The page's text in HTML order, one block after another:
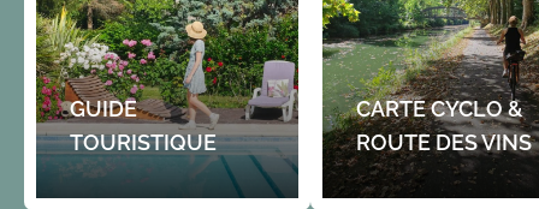
des 4-5 exposants :…
Gratuit
en 1281 par le Roi Edouard
Gratuit
GUIDE
TOURISTIQUE
CARTE CYCLO &
ROUTE DES VINS